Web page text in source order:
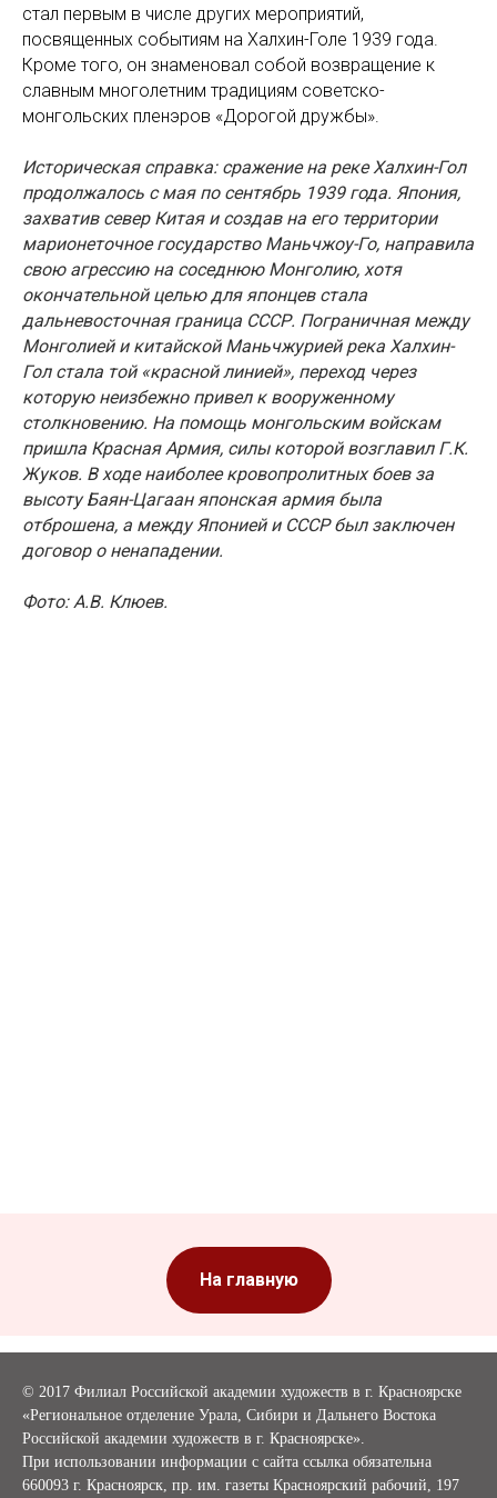
стал первым в числе других мероприятий,
посвященных событиям на Халхин-Голе 1939 года.
Кроме того, он знаменовал собой возвращение к
славным многолетним традициям советско-
монгольских пленэров «Дорогой дружбы».
Историческая справка: сражение на реке Халхин-Гол
продолжалось с мая по сентябрь 1939 года. Япония,
захватив север Китая и создав на его территории
марионеточное государство Маньчжоу-Го, направила
свою агрессию на соседнюю Монголию, хотя
окончательной целью для японцев стала
дальневосточная граница СССР. Пограничная между
Монголией и китайской Маньчжурией река Халхин-
Гол стала той «красной линией», переход через
которую неизбежно привел к вооруженному
столкновению. На помощь монгольским войскам
пришла Красная Армия, силы которой возглавил Г.К.
Жуков. В ходе наиболее кровопролитных боев за
высоту Баян-Цагаан японская армия была
отброшена, а между Японией и СССР был заключен
договор о ненападении.
Фото: А.В. Клюев.
На главную
© 2017 Филиал Российской академии художеств в г. Красноярске
«Региональное отделение Урала, Сибири и Дальнего Востока
Российской академии художеств в г. Красноярске».
При использовании информации с сайта ссылка обязательна
660093 г. Красноярск, пр. им. газеты Красноярский рабочий, 197